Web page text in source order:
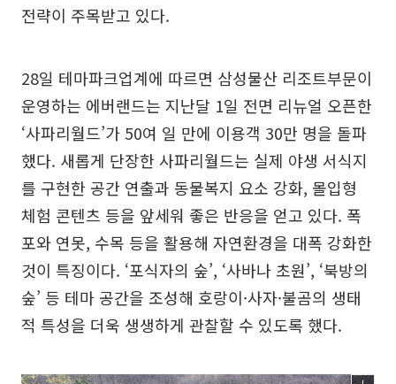
전략이 주목받고 있다.
28일 테마파크업계에 따르면 삼성물산 리조트부문이
운영하는 에버랜드는 지난달 1일 전면 리뉴얼 오픈한
‘사파리월드’가 50여 일 만에 이용객 30만 명을 돌파
했다. 새롭게 단장한 사파리월드는 실제 야생 서식지
를 구현한 공간 연출과 동물복지 요소 강화, 몰입형
체험 콘텐츠 등을 앞세워 좋은 반응을 얻고 있다. 폭
포와 연못, 수목 등을 활용해 자연환경을 대폭 강화한
것이 특징이다. ‘포식자의 숲’, ‘사바나 초원’, ‘북방의
숲’ 등 테마 공간을 조성해 호랑이·사자·불곰의 생태
적 특성을 더욱 생생하게 관찰할 수 있도록 했다.